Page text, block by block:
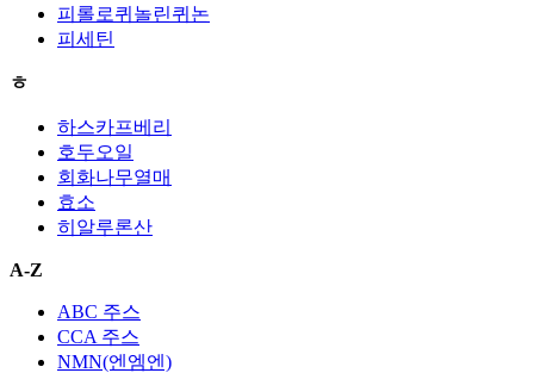
피롤로퀴놀린퀴논
피세틴
ㅎ
하스카프베리
호두오일
회화나무열매
효소
히알루론산
A-Z
ABC 주스
CCA 주스
NMN(엔엠엔)